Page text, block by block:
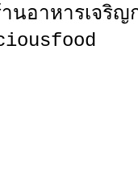
นอาหารเจริ